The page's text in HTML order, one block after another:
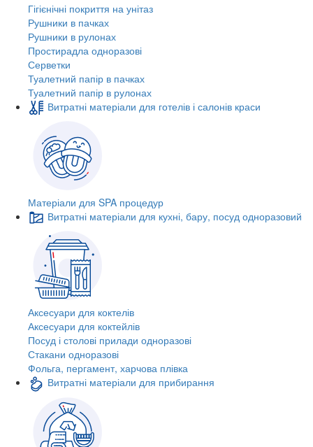
Гігієнічні покриття на унітаз
Рушники в пачках
Рушники в рулонах
Простирадла одноразові
Серветки
Туалетний папір в пачках
Туалетний папір в рулонах
Витратні матеріали для готелів і салонів краси
Матеріали для SPA процедур
Витратні матеріали для кухні, бару, посуд одноразовий
Аксесуари для коктелів
Аксесуари для коктейлів
Посуд і столові прилади одноразові
Стакани одноразові
Фольга, пергамент, харчова плівка
Витратні матеріали для прибирання